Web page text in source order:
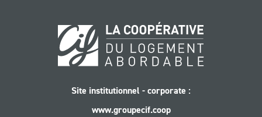
Site institutionnel - corporate :
www.groupecif.coop